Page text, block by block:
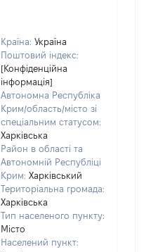
Країна: Україна
Поштовий індекс:
[Конфіденційна
інформація]
Автономна Республіка
Крим/область/місто зі
спеціальним статусом:
Харківська
Район в області та
Автономній Республіці
Крим: Харківський
Територіальна громада:
Харківська
Тип населеного пункту:
Місто
Населений пункт: